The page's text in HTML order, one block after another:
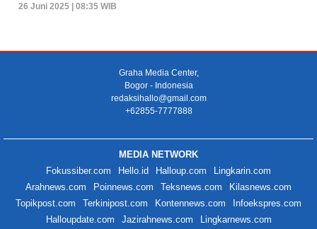
26 Juni 2025 | 08:35 WIB
Graha Media Center,
Bogor - Indonesia
redaksihallo@gmail.com
+62855-7777888
MEDIA NETWORK
Fokussiber.com
Hello.id Halloup.com
Lingkarin.com
Arahnews.com
Poinnews.com Teksnews.com
Kilasnews.com
Topikpost.com
Terkinipost.com Kontennews.com
Infoekspres.com
Halloupdate.com
Jazirahnews.com
Lingkarnews.com